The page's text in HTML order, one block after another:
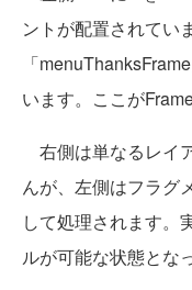
ントが配置されてい
「
います。ここが
右側は単なるレイ
んが、左側はフラグ
して処理されます。
ルが可能な状態とな